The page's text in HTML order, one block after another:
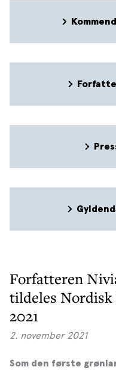
Forfatteren
tildeles
2021
2. november 2021
Som den første